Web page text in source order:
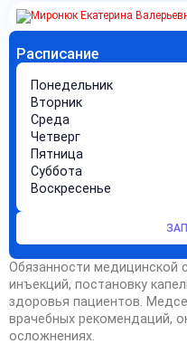
Расписание
Понедельник
Вторник
Среда
Четверг
Пятница
Суббота
Воскресенье
Обязанности медицинской
инъекций, постановку
здоровья пациентов.
врачебных рекомендаций,
осложнениях.